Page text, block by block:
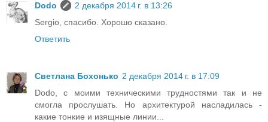
Dodo
2 декабря 2014 г. в 13:26
Sergio, спасибо. Хорошо сказано.
Ответить
Светлана Бохонько 2 декабря 2014 г. в 17:09
Dodo, с моими техническими трудностями так и не
смогла прослушать. Но архитектурой насладилась -
какие тонкие и изящные линии...